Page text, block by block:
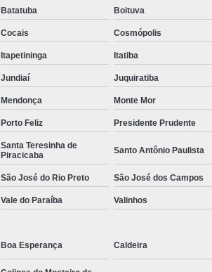
Batatuba Boituva
Cocais Cosmópolis
Itapetininga Itatiba
Jundiaí Juquiratiba
Mendonça Monte Mor
Porto Feliz Presidente Prudente
Santa Teresinha de
Piracicaba
Santo Antônio Paulista
São José do Rio Preto São José dos Campos
Vale do Paraíba Valinhos
Boa Esperança Caldeira